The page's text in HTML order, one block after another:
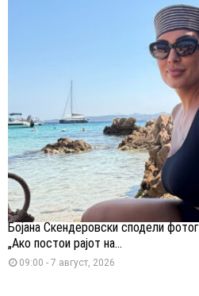
Бојана Скендеровски сподели
„Ако постои рајот на...
09:00 - 7 август, 2026